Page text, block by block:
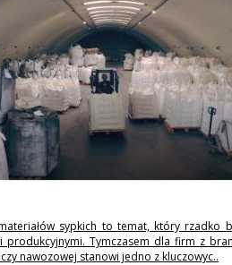
sypkich to temat, który rzadko
produkcyjnymi. Tymczasem dla firm z
nawozowej stanowi jedno z kluczowyc..